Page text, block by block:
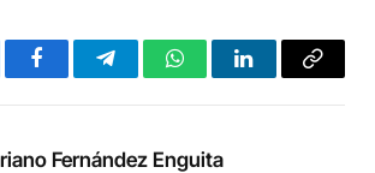
FacebookTelegramWhatsAppLinkedInCopy
Fernández Enguita